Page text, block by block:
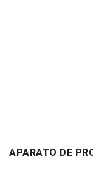
APARATO DE